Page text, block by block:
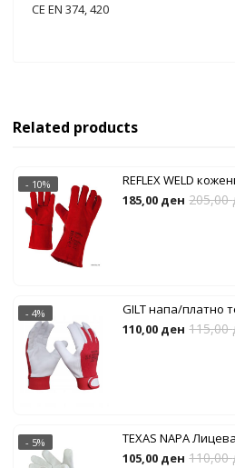
CE EN 374, 420
Related products
REFLEX WELD
185,00 ден 205,00
- 10%
GILT напа/платно
110,00 ден 115,00
- 4%
TEXAS NAPA
105,00 ден 110,00
- 5%